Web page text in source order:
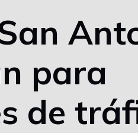
para
de